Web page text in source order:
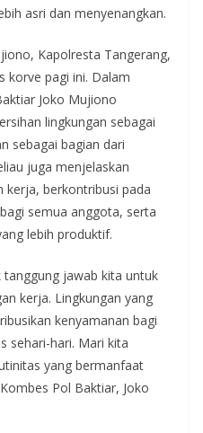
asri dan menyenangkan.
Kapolresta Tangerang,
korve pagi ini. Dalam
Joko Mujiono
lingkungan sebagai
sebagai bagian dari
juga menjelaskan
kerja, berkontribusi pada
semua anggota, serta
lebih produktif.
tanggung jawab kita untuk
kerja. Lingkungan yang
kenyamanan bagi
sehari-hari. Mari kita
yang bermanfaat
Pol Baktiar, Joko